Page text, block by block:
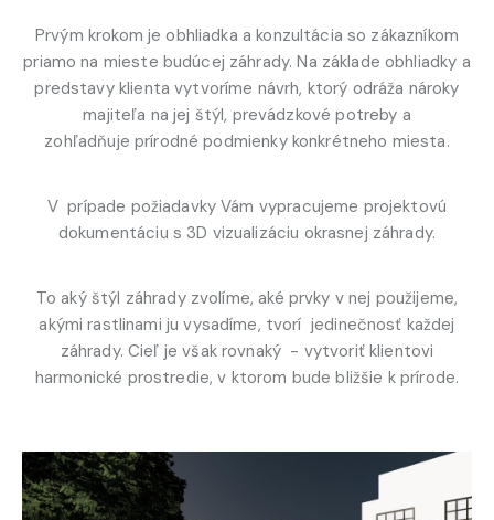
Prvým krokom je obhliadka a konzultácia so zákazníkom
priamo na mieste budúcej záhrady. Na základe obhliadky a
predstavy klienta vytvoríme návrh, ktorý odráža nároky
majiteľa na jej štýl, prevádzkové potreby a
zohľadňuje prírodné podmienky konkrétneho miesta.
V prípade požiadavky Vám vypracujeme projektovú
dokumentáciu s 3D vizualizáciu okrasnej záhrady.
To aký štýl záhrady zvolíme, aké prvky v nej použijeme,
akými rastlinami ju vysadíme, tvorí jedinečnosť každej
záhrady. Cieľ je však rovnaký - vytvoriť klientovi
harmonické prostredie, v ktorom bude bližšie k prírode.